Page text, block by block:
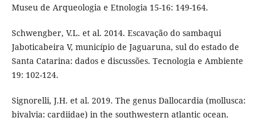
Museu de Arqueologia e Etnologia 15-16: 149-164.
Schwengber, V.L. et al. 2014. Escavação do sambaqui
Jaboticabeira V, município de Jaguaruna, sul do estado de
Santa Catarina: dados e discussões. Tecnologia e Ambiente
19: 102-124.
Signorelli, J.H. et al. 2019. The genus Dallocardia (mollusca:
bivalvia: cardiidae) in the southwestern atlantic ocean.